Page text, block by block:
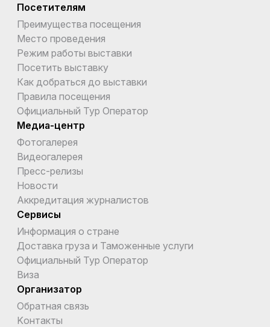
Посетителям
Преимущества посещения
Место проведения
Режим работы выставки
Посетить выставку
Как добраться до выставки
Правила посещения
Официальный Тур Оператор
Медиа-центр
Фотогалерея
Видеогалерея
Пресс-релизы
Новости
Аккредитация журналистов
Сервисы
Информация о стране
Доставка груза и Таможенные услуги
Официальный Тур Оператор
Виза
Организатор
Обратная связь
Kонтакты